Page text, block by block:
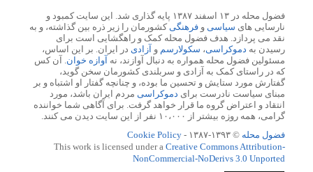
فضول محله در ۱۳ اسفند ۱۳۸۷ پایه گذاری شد. این سایت کمبود و
نارسایی های سیاسی و فرهنگی کشورمان را زیر ذره بین گذاشته، و به
نقد می پردازد. هدف فضول محله کمک و راهگشایی است برای
رسیدن به دموکراسی، سکولارسم و آزادی در ایران. بر این اساس،
مسئولین فضول محله همواره به دنبال آوازند، نه آوازه خوان . آن کس
که در راستای کمک به آزادی و سربلندی کشورمان سخن گوید،
گفتارش مورد ستایش و تحسین ما بوده، و چنانچه گفتار او اشتباه و بر
مبنای سیاست نادرست برای دموکراسی مردم ایران باشد، مورد
انتقاد و اعتراض گروه ما قرار خواهد گرفت. برای آگاهی شما خواننده
گرامی، همه روزه بیشتر از ۱۰،۰۰۰ نفر از این سایت دیدن می کنند.
فضول محله © ۱۳۹۳-۱۳۸۷ -
Cookie Policy
This work is licensed under a Creative Commons Attribution-
NonCommercial-NoDerivs 3.0 Unported